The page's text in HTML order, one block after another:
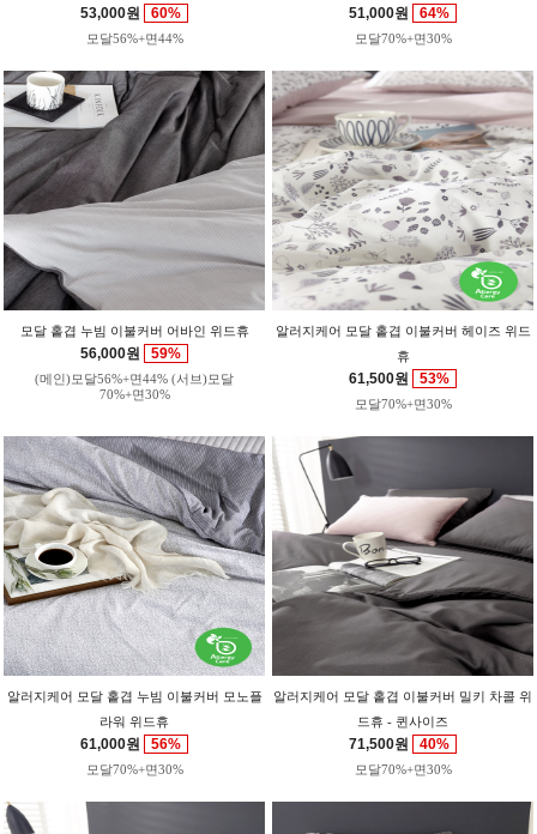
53,000원 60%
모달56%+면44%
51,000원 64%
모달70%+면30%
모달 홑겹 누빔 이불커버 어바인 위드휴
56,000원 59%
(메인)모달56%+면44% (서브)모달
70%+면30%
알러지케어 모달 홑겹 이불커버 헤이즈 위드
휴
61,500원 53%
모달70%+면30%
알러지케어 모달 홑겹 누빔 이불커버 모노플
라워 위드휴
61,000원 56%
모달70%+면30%
알러지케어 모달 홑겹 이불커버 밀키 차콜 위
드휴 - 퀸사이즈
71,500원 40%
모달70%+면30%